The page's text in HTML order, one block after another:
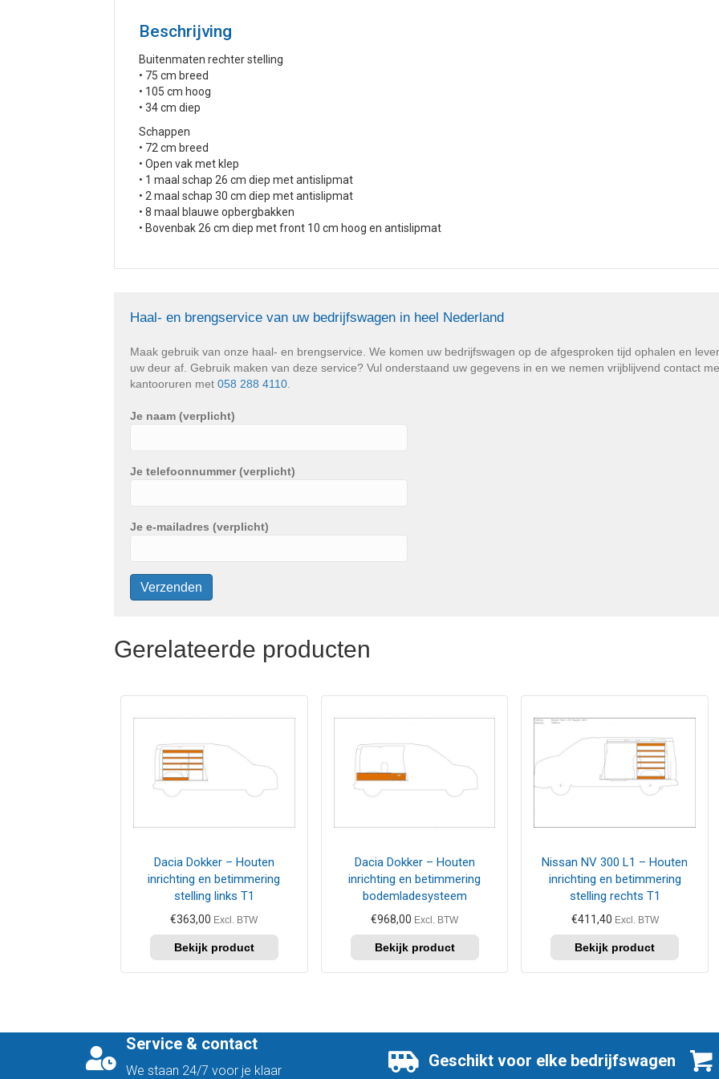
Beschrijving
Buitenmaten rechter stelling
• 75 cm breed
• 105 cm hoog
• 34 cm diep
Schappen
• 72 cm breed
• Open vak met klep
• 1 maal schap 26 cm diep met antislipmat
• 2 maal schap 30 cm diep met antislipmat
• 8 maal blauwe opbergbakken
• Bovenbak 26 cm diep met front 10 cm hoog en antislipmat
Haal- en brengservice van uw bedrijfswagen in heel Nederland
Maak gebruik van onze haal- en brengservice. We komen uw bedrijfswagen op de afgesproken tijd ophalen en
uw deur af. Gebruik maken van deze service? Vul onderstaand uw gegevens in en we nemen vrijblijvend contact
kantooruren met 058 288 4110
Je naam (verplicht)
Je telefoonnummer (verplicht)
Je e-mailadres (verplicht)
Gerelateerde producten
Dacia Dokker – Houten
inrichting en betimmering
stelling links T1
€363,00 Excl. BTW
Dacia Dokker – Houten
inrichting en betimmering
bodemladesysteem
€968,00 Excl. BTW
Nissan NV 300 L1 – Houten
inrichting en betimmering
stelling rechts T1
€411,40 Excl. BTW
Service & contact
We staan 24/7 voor je klaar
Geschikt voor elke bedrijfswagen